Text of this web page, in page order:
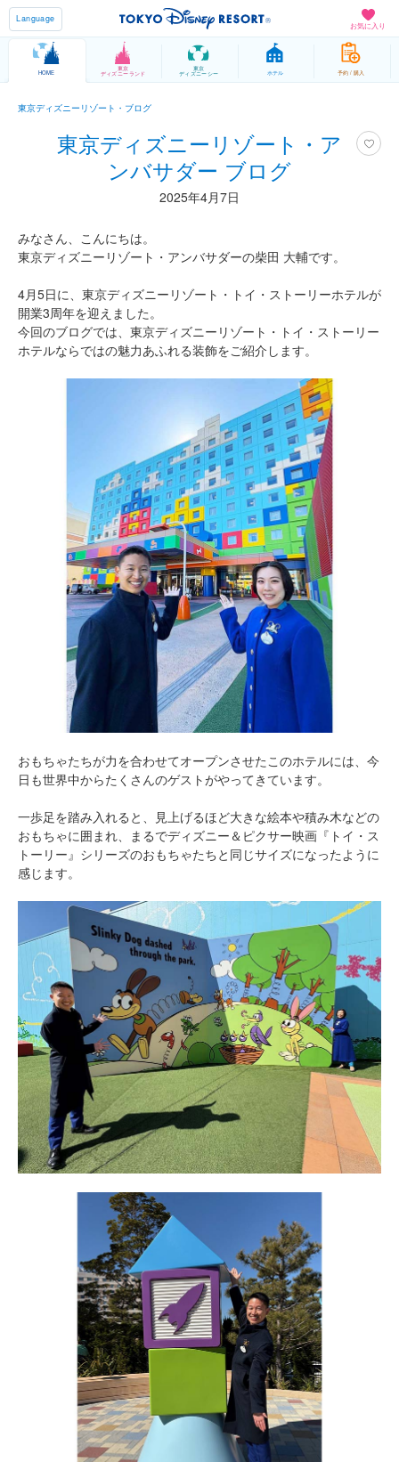
お気に入り
Language
HOME
東京
ディズニーランド
東京
ディズニーシー ホテル 予約 / 購入
東京ディズニーリゾート・ブログ
東京ディズニーリゾート・ア
ンバサダー ブログ
2025年4月7日
みなさん、こんにちは。
東京ディズニーリゾート・アンバサダーの柴田 大輔です。
4月5日に、東京ディズニーリゾート・トイ・ストーリーホテルが
開業3周年を迎えました。
今回のブログでは、東京ディズニーリゾート・トイ・ストーリー
ホテルならではの魅力あふれる装飾をご紹介します。
おもちゃたちが力を合わせてオープンさせたこのホテルには、今
日も世界中からたくさんのゲストがやってきています。
一歩足を踏み入れると、見上げるほど大きな絵本や積み木などの
おもちゃに囲まれ、まるでディズニー＆ピクサー映画『トイ・ス
トーリー』シリーズのおもちゃたちと同じサイズになったように
感じます。